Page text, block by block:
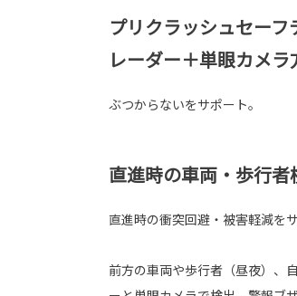
プリクラッシュセー
レーダー＋単眼カメラ
ぶつからないをサポート。
直進時の車両・歩行者
直進時の衝突回避・被害軽減をサ
前方の車両や歩行者（昼夜）、